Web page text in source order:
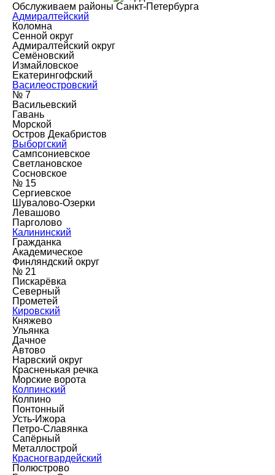
Обслуживаем районы Санкт-Петербурга
Адмиралтейский
Коломна
Сенной округ
Адмиралтейский округ
Семёновский
Измайловское
Екатерингофский
Василеостровский
№ 7
Васильевский
Гавань
Морской
Остров Декабристов
Выборгский
Сампсониевское
Светлановское
Сосновское
№ 15
Сергиевское
Шувалово-Озерки
Левашово
Парголово
Калининский
Гражданка
Академическое
Финляндский округ
№ 21
Пискарёвка
Северный
Прометей
Кировский
Княжево
Ульянка
Дачное
Автово
Нарвский округ
Красненькая речка
Морские ворота
Колпинский
Колпино
Понтонный
Усть-Ижора
Петро-Славянка
Сапёрный
Металлострой
Красногвардейский
Полюстрово